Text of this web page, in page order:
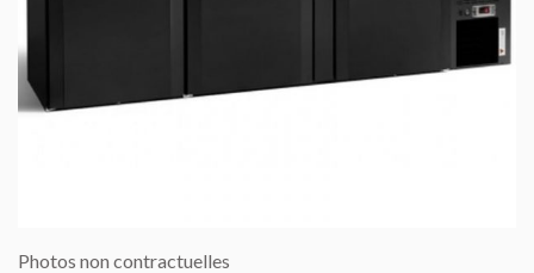
Photos non contractuelles